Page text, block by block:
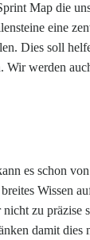
Map die
eine
Dies soll
Wir werden
es schon
Wissen
zu präzise
damit